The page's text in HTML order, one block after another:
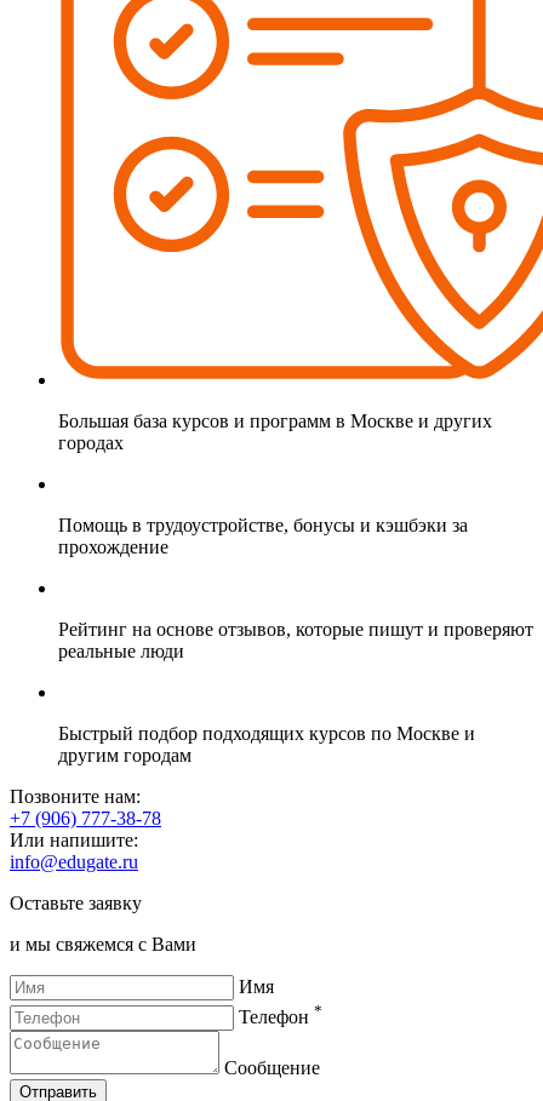
Большая база курсов и программ в Москве и других
городах
Помощь в трудоустройстве, бонусы и кэшбэки за
прохождение
Рейтинг на основе отзывов, которые пишут и проверяют
реальные люди
Быстрый подбор подходящих курсов по Москве и
другим городам
Позвоните нам:
+7 (906) 777-38-78
Или напишите:
info@edugate.ru
Оставьте заявку
и мы свяжемся с Вами
Имя
Телефон *
Сообщение
Отправить